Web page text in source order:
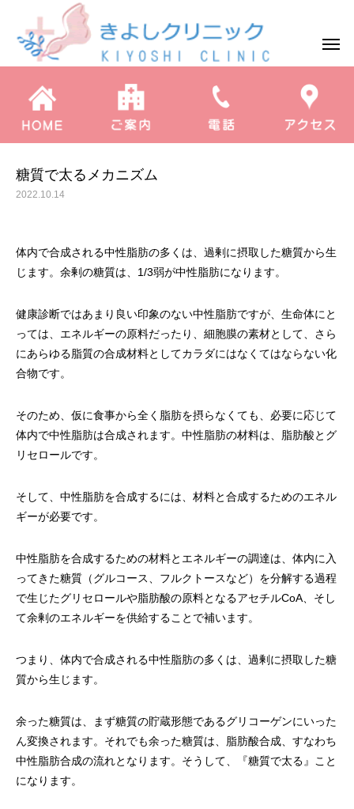
糖質で太るメカニズム
糖質で太るメカニズム
2022.10.14
体内で合成される中性脂肪の多くは、過剰に摂取した糖質から生
じます。余剰の糖質は、1/3弱が中性脂肪になります。
健康診断ではあまり良い印象のない中性脂肪ですが、生命体にと
っては、エネルギーの原料だったり、細胞膜の素材として、さら
にあらゆる脂質の合成材料としてカラダにはなくてはならない化
合物です。
そのため、仮に食事から全く脂肪を摂らなくても、必要に応じて
体内で中性脂肪は合成されます。中性脂肪の材料は、脂肪酸とグ
リセロールです。
そして、中性脂肪を合成するには、材料と合成するためのエネル
ギーが必要です。
中性脂肪を合成するための材料とエネルギーの調達は、体内に入
ってきた糖質（グルコース、フルクトースなど）を分解する過程
で生じたグリセロールや脂肪酸の原料となるアセチルCoA、そし
て余剰のエネルギーを供給することで補います。
つまり、体内で合成される中性脂肪の多くは、過剰に摂取した糖
質から生じます。
余った糖質は、まず糖質の貯蔵形態であるグリコーゲンにいった
ん変換されます。それでも余った糖質は、脂肪酸合成、すなわち
中性脂肪合成の流れとなります。そうして、『糖質で太る』こと
になります。